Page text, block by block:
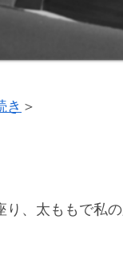
き ＞
り、太ももで私